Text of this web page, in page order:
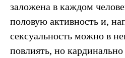
заложена в каждом
половую активность и,
сексуальность можно в
повлиять, но